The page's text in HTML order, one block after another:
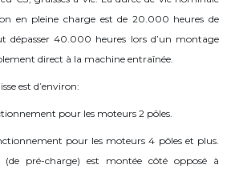
en pleine charge est de 20.000 heures de
dépasser 40.000 heures lors d’un montage
direct à la machine entraînée.
est d’environ:
pour les moteurs 2 pôles.
pour les moteurs 4 pôles et plus.
(de pré-charge) est montée côté opposé à